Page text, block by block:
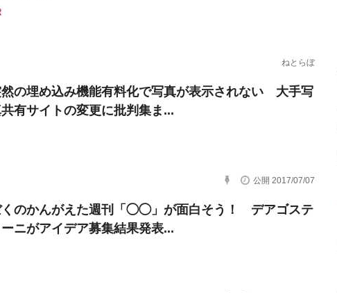
ねとらぼ
然の埋め込み機能有料化で写真が表示されない 大手写
有サイトの変更に批判集ま...
公開 2017/07/07
のかんがえた週刊「◯◯」が面白そう！ デアゴステ
ーニがアイデア募集結果発表...